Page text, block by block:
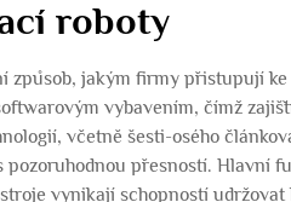
roboty
jakým firmy přistupují
vybavením, čímž
včetně šesti-osého
přesností. Hlavní
vynikají schopností